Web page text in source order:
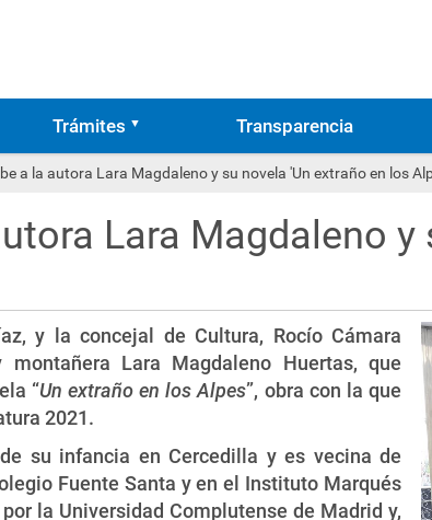
Trámites Transparencia
a la autora Lara Magdaleno y su novela 'Un extraño en los
Lara Magdaleno y
y la concejal de Cultura, Rocío Cámara
Lara Magdaleno Huertas, que
“Un extraño en los Alpes”, obra con la que
2021.
su infancia en Cercedilla y es vecina de
Fuente Santa y en el Instituto Marqués
la Universidad Complutense de Madrid y,